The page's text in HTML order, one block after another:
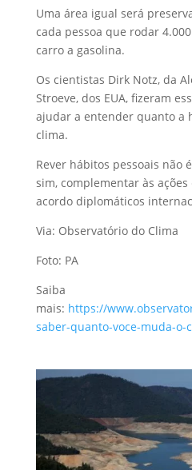
Uma área igual será
cada pessoa que rodar
carro a gasolina.
Os cientistas Dirk Notz, da
Stroeve, dos EUA, fizeram
ajudar a entender quanto a
clima.
Rever hábitos pessoais não
sim, complementar às
acordo diplomáticos
Via: Observatório do Clima
Foto: PA
Saiba
mais: https://
saber-quanto-voce-muda-o-